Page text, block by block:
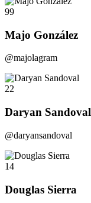
99
Majo González
@majolagram
22
Daryan Sandoval
@daryansandoval
14
Douglas Sierra